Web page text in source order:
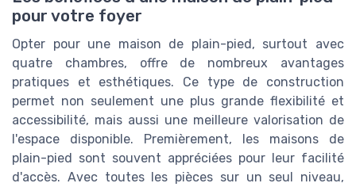
pour votre foyer
Opter pour une maison de plain-pied, surtout avec
quatre chambres, offre de nombreux avantages
pratiques et esthétiques. Ce type de construction
permet non seulement une plus grande flexibilité et
accessibilité, mais aussi une meilleure valorisation de
l'espace disponible. Premièrement, les maisons de
plain-pied sont souvent appréciées pour leur facilité
d'accès. Avec toutes les pièces sur un seul niveau,